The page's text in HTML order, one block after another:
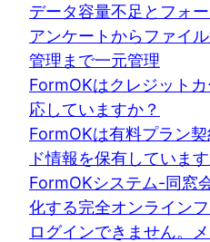
データ容量不足とフォ
アンケートからファイ
管理まで一元管理
FormOKはクレジット
応していますか？
FormOKは有料プラン
ド情報を保有しています
FormOKシステム-同窓
化する完全オンライン
ログインできません。